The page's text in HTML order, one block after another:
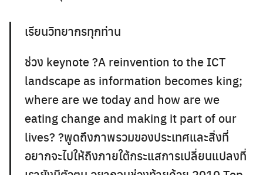
เรียนวิทยากรทุกท่าน
ช่วง keynote ?A reinvention to the ICT
landscape as information becomes king;
where are we today and how are we
eating change and making it part of our
lives? ?พูดถึงภาพรวมของประเทศและสิ่งที่
อยากจะไปให้ถึงภายใต้กระแสการเปลี่ยนแปลงที่